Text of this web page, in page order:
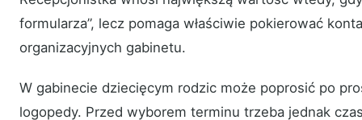
formularza”, lecz pomaga właściwie pokierować
organizacyjnych gabinetu.
W gabinecie dziecięcym rodzic może poprosić po
logopedy. Przed wyborem terminu trzeba jednak